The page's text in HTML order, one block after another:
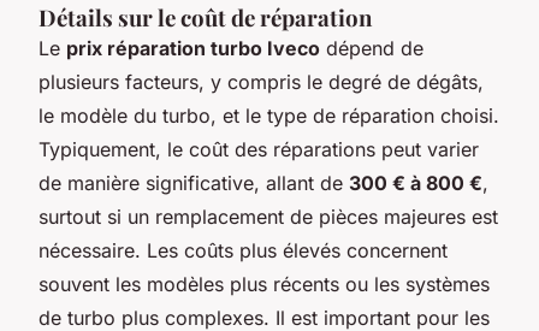
Détails sur le coût de réparation
Le prix réparation turbo Iveco dépend de
plusieurs facteurs, y compris le degré de dégâts,
le modèle du turbo, et le type de réparation choisi.
Typiquement, le coût des réparations peut varier
de manière significative, allant de 300 € à 800 €,
surtout si un remplacement de pièces majeures est
nécessaire. Les coûts plus élevés concernent
souvent les modèles plus récents ou les systèmes
de turbo plus complexes. Il est important pour les